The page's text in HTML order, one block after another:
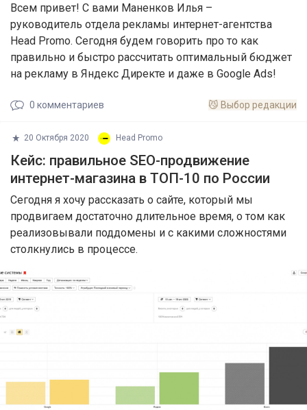
Всем привет! С вами Маненков Илья –
руководитель отдела рекламы интернет-агентства
Head Promo. Сегодня будем говорить про то как
правильно и быстро рассчитать оптимальный бюджет
на рекламу в Яндекс Директе и даже в Google Ads!
😼 Выбор редакции
0 комментариев
20 Октября 2020 Head Promo
Кейс: правильное SEO-продвижение
интернет-магазина в ТОП-10 по России
Сегодня я хочу рассказать о сайте, который мы
продвигаем достаточно длительное время, о том как
реализовывали поддомены и с какими сложностями
столкнулись в процессе.